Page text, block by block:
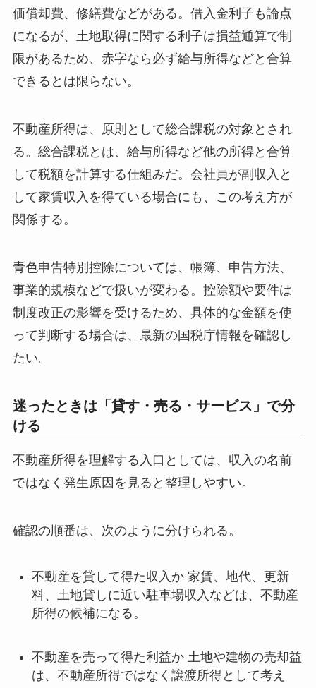
価償却費、修繕費などがある。借入金利子も論点
になるが、土地取得に関する利子は損益通算で制
限があるため、赤字なら必ず給与所得などと合算
できるとは限らない。
不動産所得は、原則として総合課税の対象とされ
る。総合課税とは、給与所得など他の所得と合算
して税額を計算する仕組みだ。会社員が副収入と
して家賃収入を得ている場合にも、この考え方が
関係する。
青色申告特別控除については、帳簿、申告方法、
事業的規模などで扱いが変わる。控除額や要件は
制度改正の影響を受けるため、具体的な金額を使
って判断する場合は、最新の国税庁情報を確認し
たい。
迷ったときは「貸す・売る・サービス」で分
ける
不動産所得を理解する入口としては、収入の名前
ではなく発生原因を見ると整理しやすい。
確認の順番は、次のように分けられる。
不動産を貸して得た収入か 家賃、地代、更新
料、土地貸しに近い駐車場収入などは、不動産
所得の候補になる。
不動産を売って得た利益か 土地や建物の売却益
は、不動産所得ではなく譲渡所得として考え